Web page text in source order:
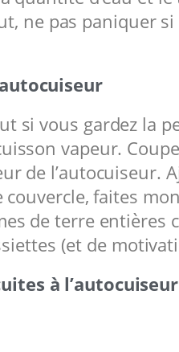
ne pas paniquer
si vous gardez la
vapeur.
de l’autocuiseur.
faites
de terre entières
(et de
à